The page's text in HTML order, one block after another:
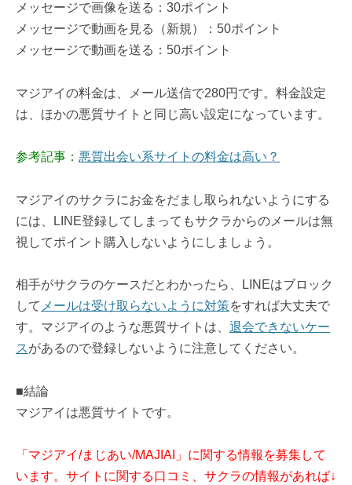
メッセージで画像を送る：30ポイント
メッセージで動画を見る（新規）：50ポイント
メッセージで動画を送る：50ポイント
マジアイの料金は、メール送信で280円です。料金設定
は、ほかの悪質サイトと同じ高い設定になっています。
参考記事： 悪質出会い系サイトの料金は高い？
マジアイのサクラにお金をだまし取られないようにする
には、LINE登録してしまってもサクラからのメールは無
視してポイント購入しないようにしましょう。
相手がサクラのケースだとわかったら、LINEはブロック
して メールは受け取らないように対策をすれば大丈夫で
す。マジアイのような悪質サイトは、 退会できないケー
スがあるので登録しないように注意してください。
■結論
マジアイは悪質サイトです。
「マジアイ/まじあい/MAJIAI」に関する情報を募集して
います。サイトに関する口コミ、サクラの情報があれば↓